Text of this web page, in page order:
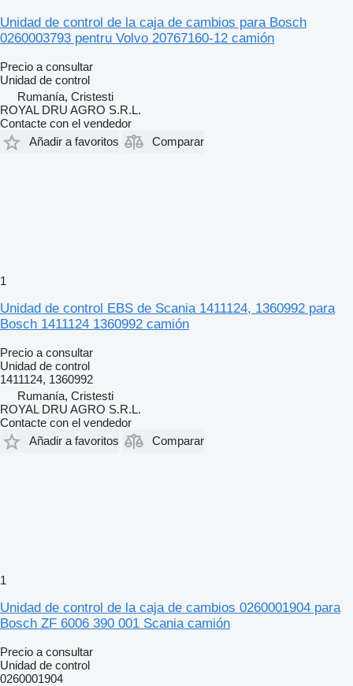
Unidad de control de la caja de cambios para Bosch
0260003793 pentru Volvo 20767160-12 camión
Precio a consultar
Unidad de control
Rumanía, Cristesti
ROYAL DRU AGRO S.R.L.
Contacte con el vendedor
Añadir a favoritos
Comparar
1
Unidad de control EBS de Scania 1411124, 1360992 para
Bosch 1411124 1360992 camión
Precio a consultar
Unidad de control
1411124, 1360992
Rumanía, Cristesti
ROYAL DRU AGRO S.R.L.
Contacte con el vendedor
Añadir a favoritos
Comparar
1
Unidad de control de la caja de cambios 0260001904 para
Bosch ZF 6006 390 001 Scania camión
Precio a consultar
Unidad de control
0260001904